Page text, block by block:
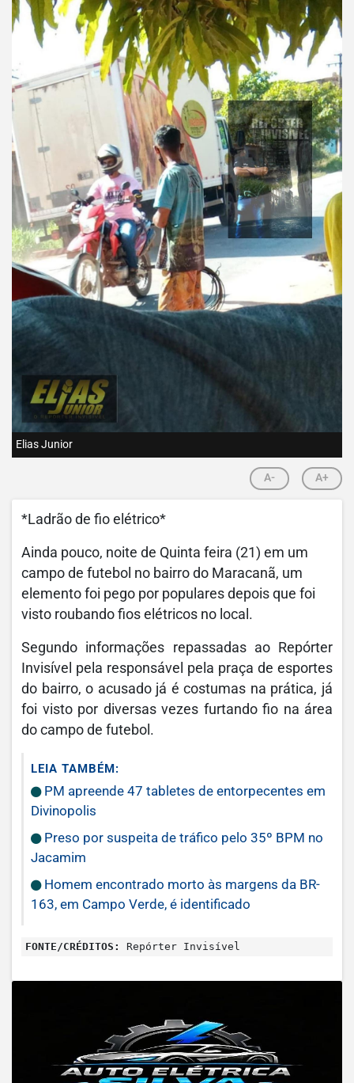
Elias Junior
A- A+
*Ladrão de fio elétrico*
Ainda pouco, noite de Quinta feira (21) em um
campo de futebol no bairro do Maracanã, um
elemento foi pego por populares depois que foi
visto roubando fios elétricos no local.
Segundo informações repassadas ao Repórter
Invisível pela responsável pela praça de esportes
do bairro, o acusado já é costumas na prática, já
foi visto por diversas vezes furtando fio na área
do campo de futebol.
LEIA TAMBÉM:
PM apreende 47 tabletes de entorpecentes em
Divinopolis
Preso por suspeita de tráfico pelo 35º BPM no
Jacamim
Homem encontrado morto às margens da BR-
163, em Campo Verde, é identificado
FONTE/CRÉDITOS: Repórter Invisível